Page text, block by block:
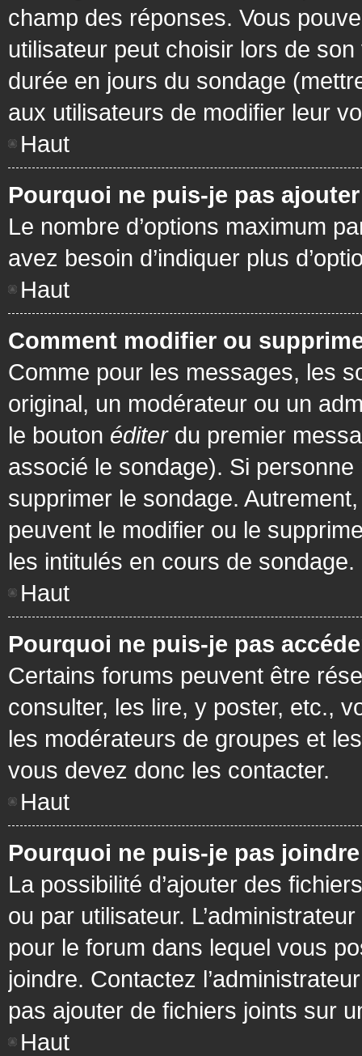
champ des réponses. Vous
utilisateur peut choisir lors de
durée en jours du sondage
aux utilisateurs de modifier leur
Haut
Pourquoi ne puis-je pas
Le nombre d’options maximum
avez besoin d’indiquer plus
Haut
Comment modifier ou
Comme pour les messages, les
original, un modérateur ou un
le bouton éditerdu premier
associé le sondage). Si personne
supprimer le sondage.
peuvent le modifier ou le
les intitulés en cours de sondage.
Haut
Pourquoi ne puis-je pas
Certains forums peuvent être
consulter, les lire, y poster, etc.,
les modérateurs de groupes et
vous devez donc les contacter.
Haut
Pourquoi ne puis-je pas
La possibilité d’ajouter des
ou par utilisateur.
pour le forum dans lequel vous
joindre. Contactez
pas ajouter de fichiers joints sur
Haut